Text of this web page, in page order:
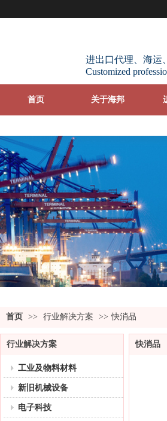
进出口代理、海运
Customized
首页 关于海邦
首页 >> 行业解决方案 >> 快消品
行业解决方案
工业及物料材料
新旧机械设备
电子科技
快消品